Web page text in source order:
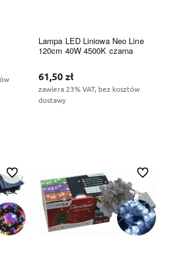
Lampa LED Liniowa Neo Line
120cm 40W 4500K czarna
61,50 zł
zawiera 23% VAT, bez kosztów
dostawy
Do ulubionych Do